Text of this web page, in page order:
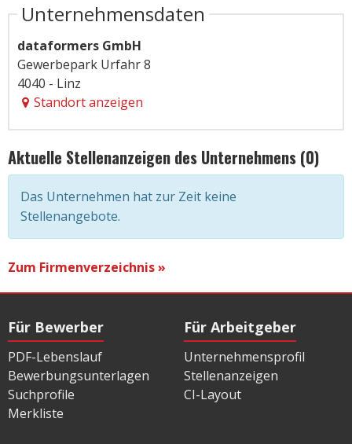
Unternehmensdaten
dataformers GmbH
Gewerbepark Urfahr 8
4040 - Linz
Standort anzeigen
Aktuelle Stellenanzeigen des Unternehmens (0)
Das Unternehmen hat zur Zeit keine
Stellenangebote.
Zum Firmenverzeichnis »
Für Bewerber
PDF-Lebenslauf
Bewerbungsunterlagen
Suchprofile
Merkliste
Für Arbeitgeber
Unternehmensprofil
Stellenanzeigen
CI-Layout